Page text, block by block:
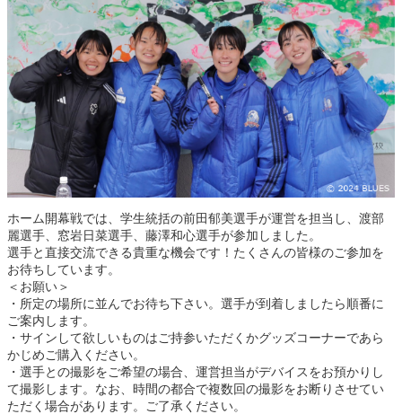
ホーム開幕戦では、学生統括の前田郁美選手が運営を担当し、渡部
麗選手、窓岩日菜選手、藤澤和心選手が参加しました。
選手と直接交流できる貴重な機会です！たくさんの皆様のご参加を
お待ちしています。
＜お願い＞
・所定の場所に並んでお待ち下さい。選手が到着しましたら順番に
ご案内します。
・サインして欲しいものはご持参いただくかグッズコーナーであら
かじめご購入ください。
・選手との撮影をご希望の場合、運営担当がデバイスをお預かりし
て撮影します。なお、時間の都合で複数回の撮影をお断りさせてい
ただく場合があります。ご了承ください。